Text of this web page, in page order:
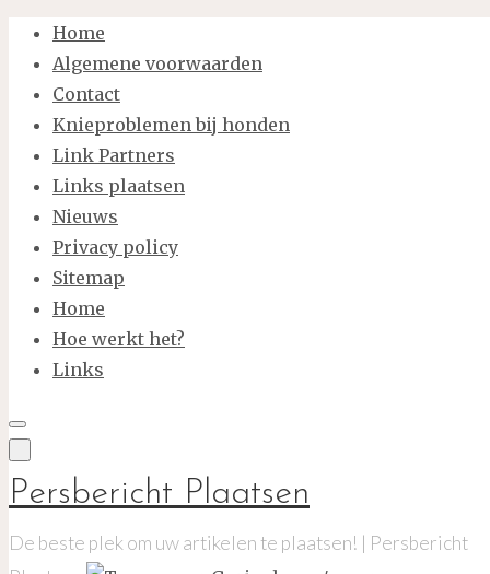
naar
inhoud
Home
Algemene voorwaarden
Contact
Knieproblemen bij honden
Link Partners
Links plaatsen
Nieuws
Privacy policy
Sitemap
Home
Hoe werkt het?
Links
Persbericht Plaatsen
De beste plek om uw artikelen te plaatsen! | Persbericht